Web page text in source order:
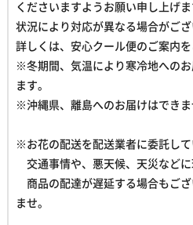
くださいますようお願い申し上げ
状況により対応が異なる場合がご
詳しくは、安心クール便のご案内を
※冬期間、気温により寒冷地への
ます。
※沖縄県、離島へのお届けはできま
※お花の配送を配送業者に委託して
交通事情や、悪天候、天災など
商品の配達が遅延する場合もご
ませ。